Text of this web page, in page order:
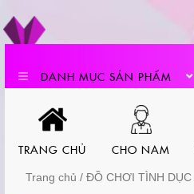
Skip
to
DANH MỤC SẢN PHẨM
TRANG CHỦ CHO NAM
Trang chủ / ĐỒ CHƠI TÌNH DỤC